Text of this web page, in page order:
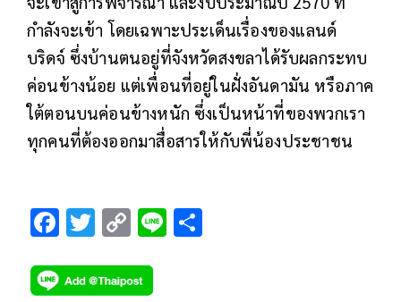
กำลังจะเข้า โดยเฉพาะประเด็นเรื่องของแลนด์
บริดจ์ ซึ่งบ้านตนอยู่ที่จังหวัดสงขลาได้รับผลกระทบ
ค่อนข้างน้อย แต่เพื่อนที่อยู่ในฝั่งอันดามัน หรือภาค
ใต้ตอนบนค่อนข้างหนัก ซึ่งเป็นหน้าที่ของพวกเรา
ทุกคนที่ต้องออกมาสื่อสารให้กับพี่น้องประชาชน
F
e
T
tt
C
p
Li